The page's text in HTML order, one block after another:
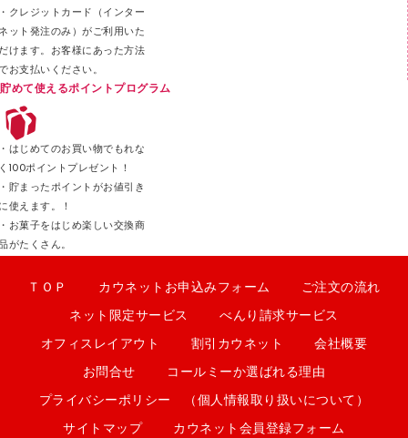
クレジットカード（インター
ット発注のみ）がご利用いた
けます。お客様にあった方法
お支払いください。
貯めて使えるポイントプログラム
はじめてのお買い物でもれな
100ポイントプレゼント！
貯まったポイントがお値引き
使えます。！
お菓子をはじめ楽しい交換商
がたくさん。
ＴＯＰ カウネットお申込みフォーム ご注文の流れ
ネット限定サービス べんり請求サービス
オフィスレイアウト 割引カウネット 会社概要
お問合せ コールミーか選ばれる理由
プライバシーポリシー （個人情報取り扱いについて）
サイトマップ カウネット会員登録フォーム